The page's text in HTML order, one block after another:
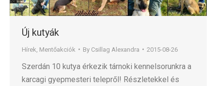
Új kutyák
Hírek Mentőakciók By Csillag Alexandra 2015-08-26
Szerdán 10 kutya érkezik tárnoki kennelsorunkra a
karcagi gyepmesteri telepről! Részletekkel és